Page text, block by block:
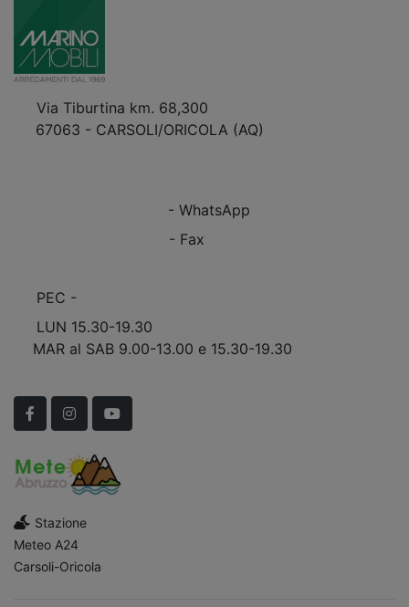
Via Tiburtina km. 68,300
67063 - CARSOLI/ORICOLA (AQ)
- WhatsApp
- Fax
PEC -
LUN 15.30-19.30
MAR al SAB 9.00-13.00 e 15.30-19.30
FacebookInstagramYouTube
Stazione
Meteo A24
Carsoli-Oricola